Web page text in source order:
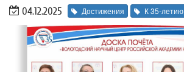
04.12.2025 Достижения К 35-